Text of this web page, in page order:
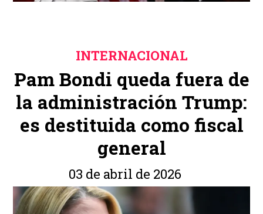
Pam Bondi queda fuera de
la administración Trump:
es destituida como fiscal
general
INTERNACIONAL
03 de abril de 2026